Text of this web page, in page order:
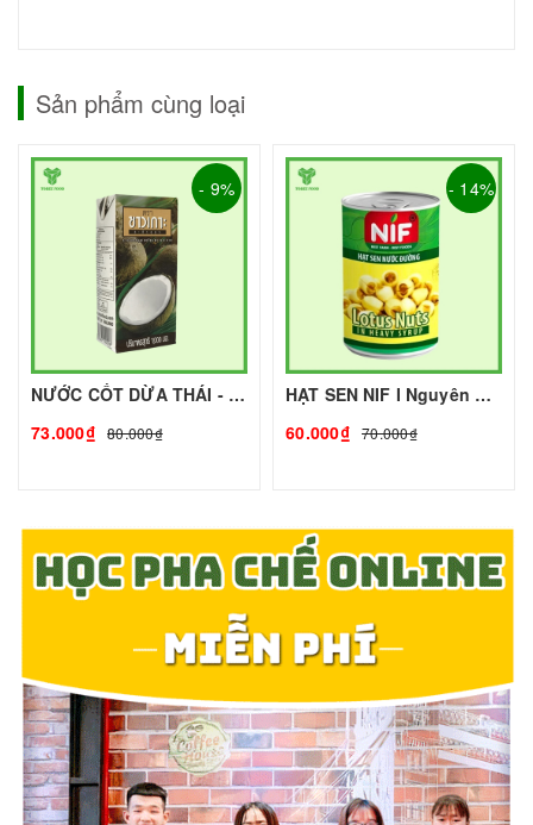
Sản phẩm cùng loại
- 9%
NƯỚC CỐT DỪA THÁI - 1L - CHAOKOH | Nguyên liệu pha chế - TOBEE FOOD
73.000₫ 80.000₫
- 14%
HẠT SEN NIF I Nguyên Liệu Pha Chế - Tobee Food
60.000₫ 70.000₫